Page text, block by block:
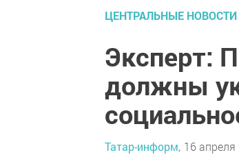
ЦЕНТРАЛЬНЫЕ НОВОСТИ
Эксперт:
должны
Татар-информ, 16 апреля